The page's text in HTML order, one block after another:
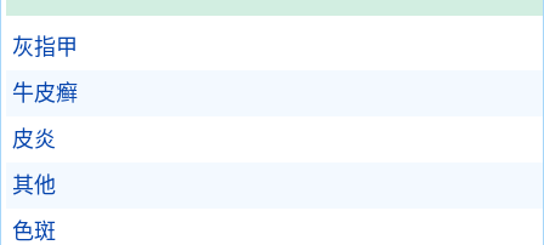
灰指甲
牛皮癣
皮炎
其他
色斑